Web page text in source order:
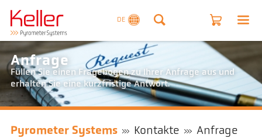
DE
Anfrage
Füllen Sie einen Fragebogen zu Ihrer Anfrage aus und
erhalten Sie eine kurzfristige Antwort.
Pyrometer Systems Kontakte Anfrage